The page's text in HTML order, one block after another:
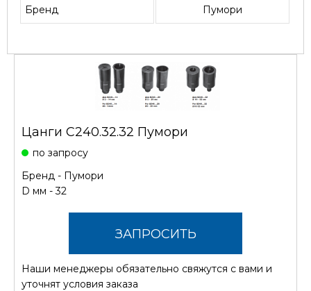
Бренд Пумори
Цанги С240.32.32 Пумори
по запросу
Бренд - Пумори
D мм - 32
ЗАПРОСИТЬ
СТОИМОСТЬ
Наши менеджеры обязательно свяжутся с вами и
уточнят условия заказа